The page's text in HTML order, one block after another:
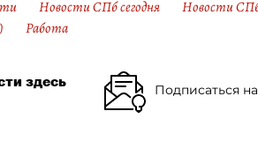
Новости СПб сегодня Новости
Работа
здесь Подписаться